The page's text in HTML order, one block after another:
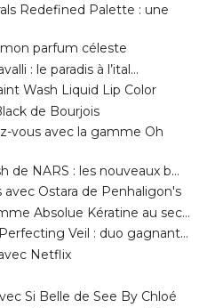
Redefined Palette : une
mon parfum céleste
: le paradis à l’ital...
Wash Liquid Lip Color
de Bourjois
vous avec la gamme Oh
de NARS : les nouveaux b...
Ostara de Penhaligon's
Absolue Kératine au sec...
Veil : duo gagnant...
Netflix
Si Belle de See By Chloé